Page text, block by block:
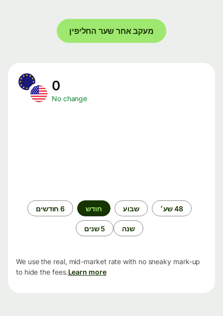
מעקב אחר שער החליפין
No change
48 שע׳ שבוע חודש 6 חודשים
שנה 5 שנים
We use the real, mid-market rate with no sneaky mark-up
to hide the fees.Learn more